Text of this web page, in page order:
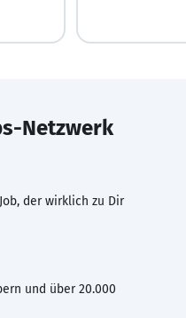
Netzwerk
der wirklich zu Dir
und über 20.000